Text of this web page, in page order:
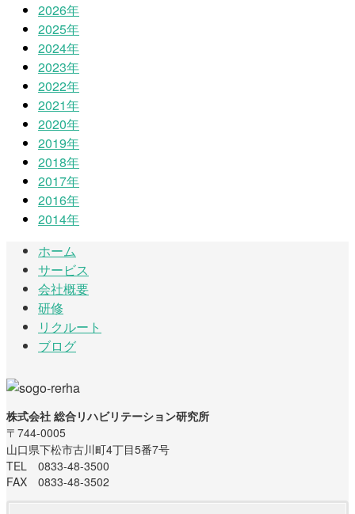
2026年
2025年
2024年
2023年
2022年
2021年
2020年
2019年
2018年
2017年
2016年
2014年
ホーム
サービス
会社概要
研修
リクルート
ブログ
株式会社 総合リハビリテーション研究所
〒744-0005
山口県下松市古川町4丁目5番7号
TEL 0833-48-3500
FAX 0833-48-3502